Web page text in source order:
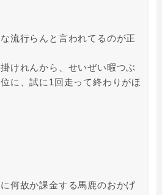
流行らんと言われてるのが正
けれんから、せいぜい暇つぶ
に、試に1回走って終わりがほ
何故か課金する馬鹿のおかげ